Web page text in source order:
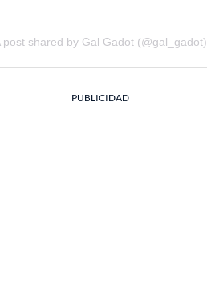
post shared by Gal Gadot (@gal_gadot)
PUBLICIDAD